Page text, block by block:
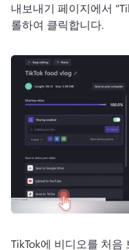
내보내기 페이지에서
롤하여 클릭합니다.
TikTok에 비디오를 처음